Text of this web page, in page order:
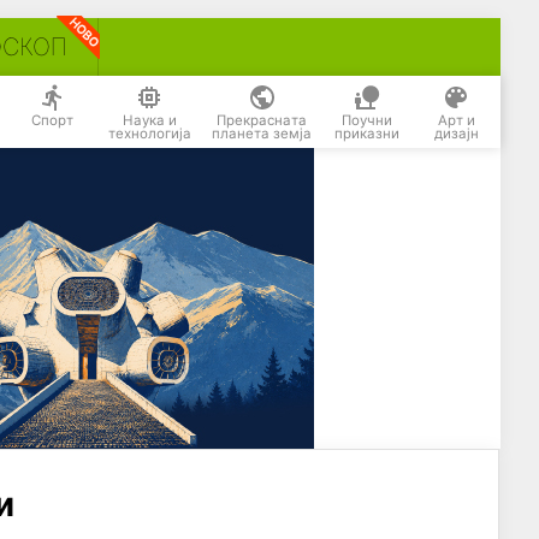
Спорт Наука и
технологија
Прекрасната
планета земја
Поучни
приказни
Арт и
дизајн